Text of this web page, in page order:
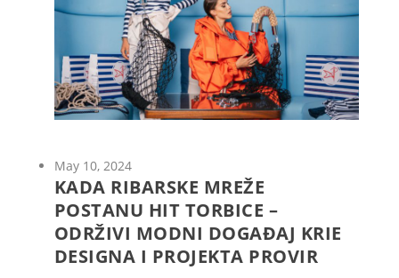
May 10, 2024
KADA RIBARSKE MREŽE
POSTANU HIT TORBICE –
ODRŽIVI MODNI DOGAĐAJ KRIE
DESIGNA I PROJEKTA PROVIR